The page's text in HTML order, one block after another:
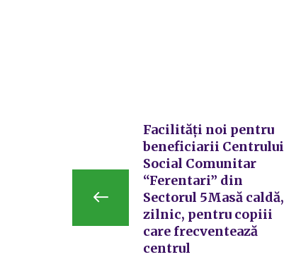
Facilități noi pentru
beneficiarii Centrului
Social Comunitar
“Ferentari” din
Sectorul 5Masă caldă,
zilnic, pentru copiii
care frecventează
centrul